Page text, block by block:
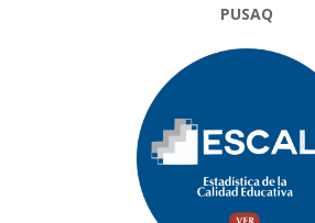
PUSAQ